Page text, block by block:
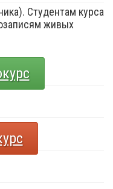
Студентам курса
живых